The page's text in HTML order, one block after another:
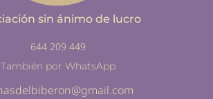
sin ánimo de lucro
644 209 449
También por WhatsApp